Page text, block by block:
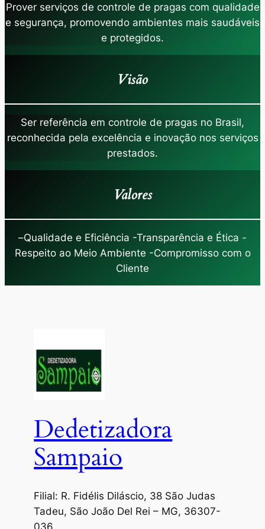
Prover serviços de controle de pragas com qualidade
e segurança, promovendo ambientes mais saudáveis
e protegidos.
Visão
Ser referência em controle de pragas no Brasil,
reconhecida pela excelência e inovação nos serviços
prestados.
Valores
–Qualidade e Eficiência -Transparência e Ética -
Respeito ao Meio Ambiente -Compromisso com o
Cliente
Dedetizadora
Sampaio
Filial: R. Fidélis Diláscio, 38 São Judas
Tadeu, São João Del Rei – MG, 36307-